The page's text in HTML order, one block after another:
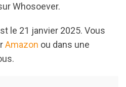
Whosoever.
le 21 janvier 2025. Vous
Amazon ou dans une